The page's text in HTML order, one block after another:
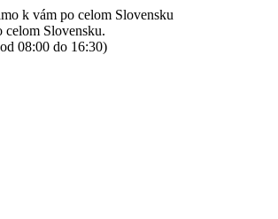
k vám po celom Slovensku
celom Slovensku.
08:00 do 16:30)